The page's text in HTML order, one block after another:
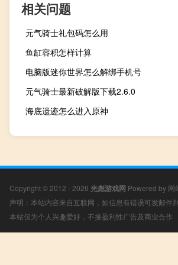
相关问题
元气骑士礼包码怎么用
鱼缸容积怎样计算
电脑版迷你世界怎么解绑手机号
元气骑士最新破解版下载2.6.0
海底遗迹怎么进入原神
Copyright © 2012 - 2026 光彪游戏网 Powered by 网
声明：本站内容来自互联网，如信息有错误可发邮
本站仅为个人兴趣爱好，不接盈利性广告及商业合作